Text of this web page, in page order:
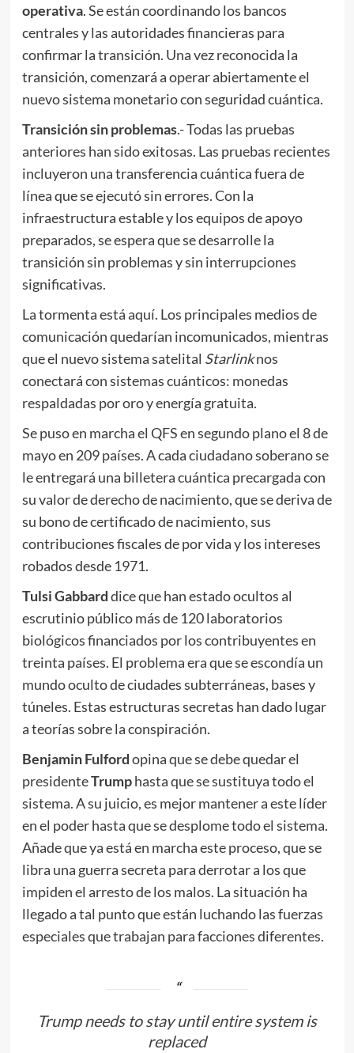
operativa. Se están coordinando los bancos
centrales y las autoridades financieras para
confirmar la transición. Una vez reconocida la
transición, comenzará a operar abiertamente el
nuevo sistema monetario con seguridad cuántica.
Transición sin problemas.- Todas las pruebas
anteriores han sido exitosas. Las pruebas recientes
incluyeron una transferencia cuántica fuera de
línea que se ejecutó sin errores. Con la
infraestructura estable y los equipos de apoyo
preparados, se espera que se desarrolle la
transición sin problemas y sin interrupciones
significativas.
La tormenta está aquí. Los principales medios de
comunicación quedarían incomunicados, mientras
que el nuevo sistema satelital Starlinknos
conectará con sistemas cuánticos: monedas
respaldadas por oro y energía gratuita.
Se puso en marcha el QFS en segundo plano el 8 de
mayo en 209 países. A cada ciudadano soberano se
le entregará una billetera cuántica precargada con
su valor de derecho de nacimiento, que se deriva de
su bono de certificado de nacimiento, sus
contribuciones fiscales de por vida y los intereses
robados desde 1971.
Tulsi Gabbarddice que han estado ocultos al
escrutinio público más de 120 laboratorios
biológicos financiados por los contribuyentes en
treinta países. El problema era que se escondía un
mundo oculto de ciudades subterráneas, bases y
túneles. Estas estructuras secretas han dado lugar
a teorías sobre la conspiración.
Benjamin Fulfordopina que se debe quedar el
presidenteTrumphasta que se sustituya todo el
sistema. A su juicio, es mejor mantener a este líder
en el poder hasta que se desplome todo el sistema.
Añade que ya está en marcha este proceso, que se
libra una guerra secreta para derrotar a los que
impiden el arresto de los malos. La situación ha
llegado a tal punto que están luchando las fuerzas
especiales que trabajan para facciones diferentes.
Trump needs to stay until entire system is
replaced